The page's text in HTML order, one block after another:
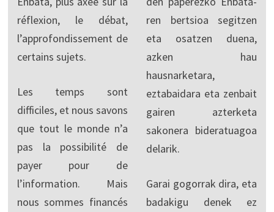
réflexion, le débat,
l’approfondissement de
certains sujets.
Les temps sont
difficiles, et nous savons
que tout le monde n’a
pas la possibilité de
payer pour de
l’information. Mais
nous sommes financés
ren bertsioa segitzen
eta osatzen duena,
azken hau
hausnarketara,
eztabaidara eta zenbait
gairen azterketa
sakonera bideratuagoa
delarik.
Garai gogorrak dira, eta
badakigu denek ez